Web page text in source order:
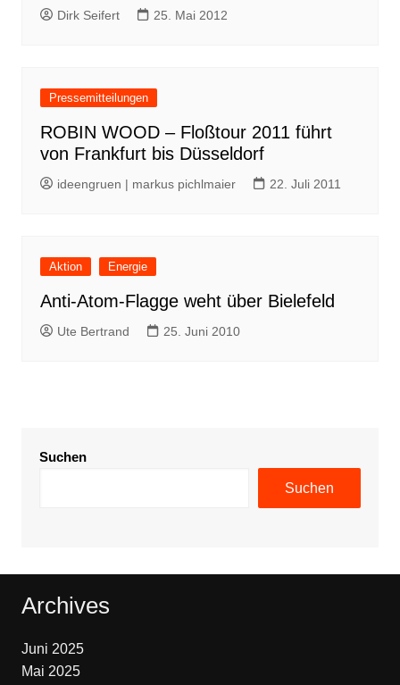
Dirk Seifert 25. Mai 2012
Pressemitteilungen
ROBIN WOOD – Floßtour 2011 führt
von Frankfurt bis Düsseldorf
ideengruen | markus pichlmaier 22. Juli 2011
Aktion Energie
Anti-Atom-Flagge weht über Bielefeld
Ute Bertrand 25. Juni 2010
Suchen
Suchen
Archives
Juni 2025
Mai 2025